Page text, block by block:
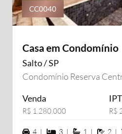
CC0040
Casa em Condomínio
Salto / SP
Condomínio Reserva
Venda
R$ 1.280.000 R$
4 vagas na garagem
4 | 3 dormiórios
3 | 1 suítes
1 | 22 |